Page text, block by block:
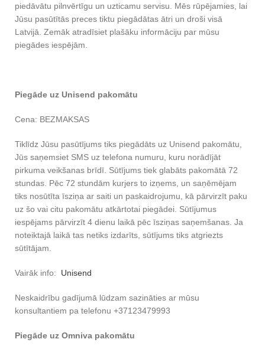
piedāvātu pilnvērtīgu un uzticamu servisu. Mēs rūpējamies, lai
Jūsu pasūtītās preces tiktu piegādātas ātri un droši visā
Latvijā. Zemāk atradīsiet plašāku informāciju par mūsu
piegādes iespējām.
Piegāde uz Unisend pakomātu
Cena: BEZMAKSAS
Tiklīdz Jūsu pasūtījums tiks piegādāts uz Unisend pakomātu,
Jūs saņemsiet SMS uz telefona numuru, kuru norādījāt
pirkuma veikšanas brīdī. Sūtījums tiek glabāts pakomātā 72
stundas. Pēc 72 stundām kurjers to izņems, un saņēmējam
tiks nosūtīta īsziņa ar saiti un paskaidrojumu, kā pārvirzīt paku
uz šo vai citu pakomātu atkārtotai piegādei. Sūtījumus
iespējams pārvirzīt 4 dienu laikā pēc īsziņas saņemšanas. Ja
noteiktajā laikā tas netiks izdarīts, sūtījums tiks atgriezts
sūtītājam.
Vairāk info: Unisend
Neskaidrību gadījumā lūdzam sazināties ar mūsu
konsultantiem pa telefonu +37123479993
Piegāde uz Omniva pakomātu